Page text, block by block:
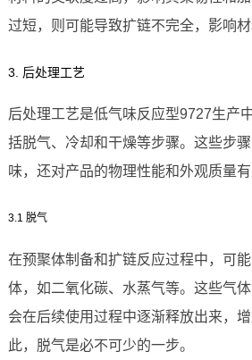
过短，则可能导致扩链不完全，影响材
3. 后处理工艺
后处理工艺是低气味反应型9727生产
括脱气、冷却和干燥等步骤。这些步
味，还对产品的物理性能和外观质量有
3.1 脱气
在预聚体制备和扩链反应过程中，可
体，如二氧化碳、水蒸气等。这些气体
会在后续使用过程中逐渐释放出来，
此，脱气是必不可少的一步。